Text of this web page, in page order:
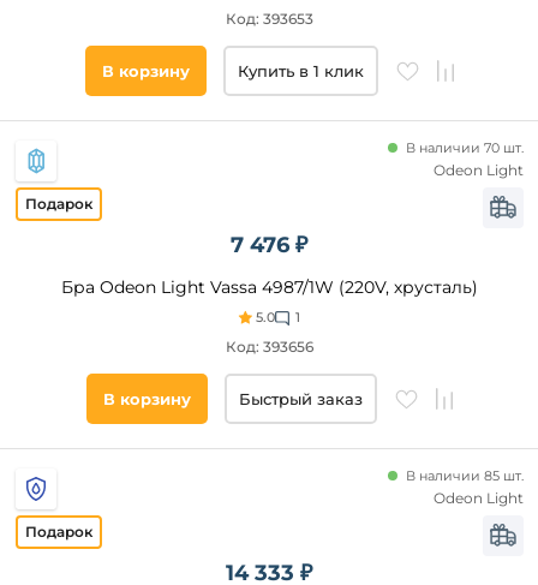
Количество
плафонов и
абажуров,
шт
Площадь
Все
фильтры
Подобрать
товары
Код: 393653
В корзину Купить в 1 клик
7 476 ₽
Бра Odeon Light Vassa 4987/1W (220V, хрусталь)
5.0 1
В наличии 70 шт.
Код: 393656
Odeon Light
В корзину Быстрый заказ
14 333 ₽
В наличии 85 шт.
Odeon Light